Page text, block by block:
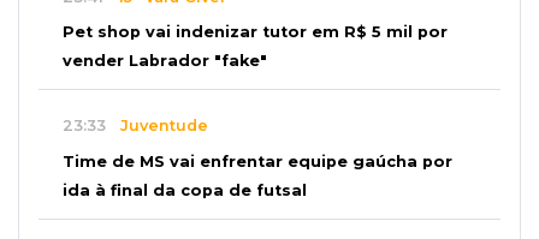
Pet shop vai indenizar tutor em R$ 5 mil por
vender Labrador "fake"
23:33 Juventude
Time de MS vai enfrentar equipe gaúcha por
ida à final da copa de futsal